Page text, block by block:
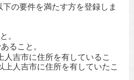
の要件を満たす方を登録しま
。
ること。
人吉市に住所を有しているこ
上人吉市に住所を有していたこ